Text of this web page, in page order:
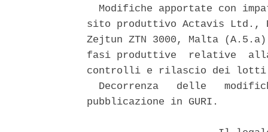
Modifiche apportate con
sito produttivo Actavis Ltd.,
Zejtun ZTN 3000, Malta
fasi produttive  relative
controlli e rilascio dei
Decorrenza   delle
pubblicazione in GURI.